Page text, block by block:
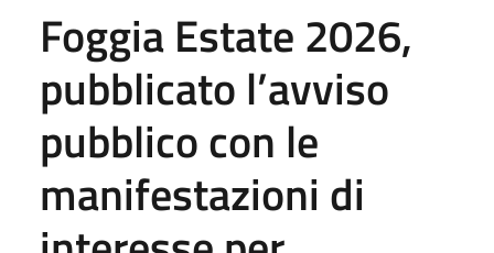
Foggia Estate 2026,
pubblicato l’avviso
pubblico con le
manifestazioni di